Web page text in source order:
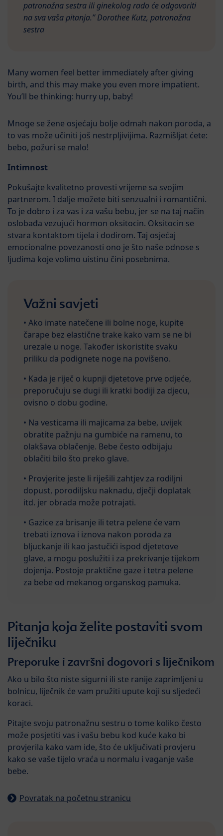
patronažna sestra ili ginekolog rado će odgovoriti
na sva vaša pitanja.” Dorothee Kutz, patronažna
sestra
Many women feel better immediately after giving
birth, and this may make you even more impatient.
You’ll be thinking: hurry up, baby!
Mnoge se žene osjećaju bolje odmah nakon poroda, a
to vas može učiniti još nestrpljivijima. Razmišljat ćete:
bebo, požuri se malo!
Intimnost
Pokušajte kvalitetno provesti vrijeme sa svojim
partnerom. I dalje možete biti senzualni i romantični.
To je dobro i za vas i za vašu bebu, jer se na taj način
oslobađa vezujući hormon oksitocin. Oksitocin se
stvara kontaktom tijela i dodirom. Taj osjećaj
emocionalne povezanosti ono je što naše odnose s
ljudima koje volimo uistinu čini posebnima.
Važni savjeti
• Ako imate natečene ili bolne noge, kupite
čarape bez elastične trake kako vam se ne bi
urezale u noge. Također iskoristite svaku
priliku da podignete noge na povišeno.
• Kada je riječ o kupnji djetetove prve odjeće,
preporučuju se dugi ili kratki bodiji za djecu,
ovisno o dobu godine.
• Na vesticama ili majicama za bebe, uvijek
obratite pažnju na gumbiće na ramenu, to
olakšava oblačenje. Bebe često odbijaju
oblačiti bilo što preko glave.
• Provjerite jeste li riješili zahtjev za rodiljni
dopust, porodiljsku naknadu, dječji doplatak
itd. jer obrada može potrajati.
• Gazice za brisanje ili tetra pelene će vam
trebati iznova i iznova nakon poroda za
bljuckanje ili kao jastučići ispod djetetove
glave, a mogu poslužiti i za prekrivanje tijekom
dojenja. Postoje praktične gaze i tetra pelene
za bebe od mekanog organskog pamuka.
Pitanja koja želite postaviti svom
liječniku
Preporuke i završni dogovori s liječnikom
Ako u bilo što niste sigurni ili ste ranije zaprimljeni u
bolnicu, liječnik će vam pružiti upute koji su sljedeći
koraci.
Pitajte svoju patronažnu sestru o tome koliko često
može posjetiti vas i vašu bebu kod kuće kako bi
provjerila kako vam ide, što će uključivati provjeru
kako se vaše tijelo vraća u normalu i vaganje vaše
bebe.
Povratak na početnu stranicu